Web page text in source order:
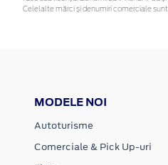
Celelalte mărci și denumiri comerciale
MODELE NOI
Autoturisme
Comerciale & Pick Up-uri